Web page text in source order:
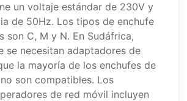
un voltaje estándar de 230V y
de 50Hz. Los tipos de enchufe
son C, M y N. En Sudáfrica,
se necesitan adaptadores de
la mayoría de los enchufes de
son compatibles. Los
de red móvil incluyen